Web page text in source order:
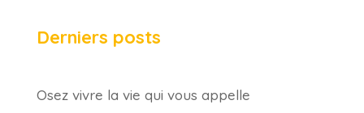
Derniers posts
Osez vivre la vie qui vous appelle